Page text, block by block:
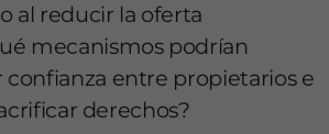
al reducir la oferta
mecanismos podrían
entre propietarios e
derechos?